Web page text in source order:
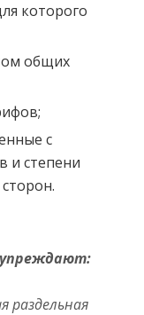
которого
общих
с
и степени
раздельная